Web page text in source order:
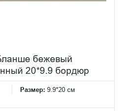
бежевый
20*9.9 бордюр
Размер: 9.9*20 см